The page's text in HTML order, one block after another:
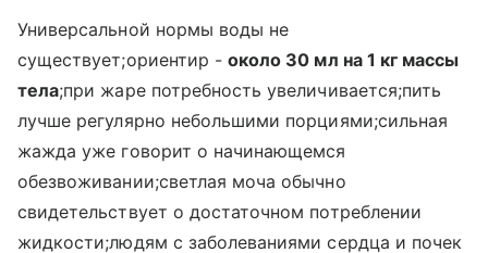
Универсальной нормы воды не
существует;ориентир -около 30 мл на 1 кг массы
тела;при жаре потребность увеличивается;пить
лучше регулярно небольшими порциями;сильная
жажда уже говорит о начинающемся
обезвоживании;светлая моча обычно
свидетельствует о достаточном потреблении
жидкости;людям с заболеваниями сердца и почек